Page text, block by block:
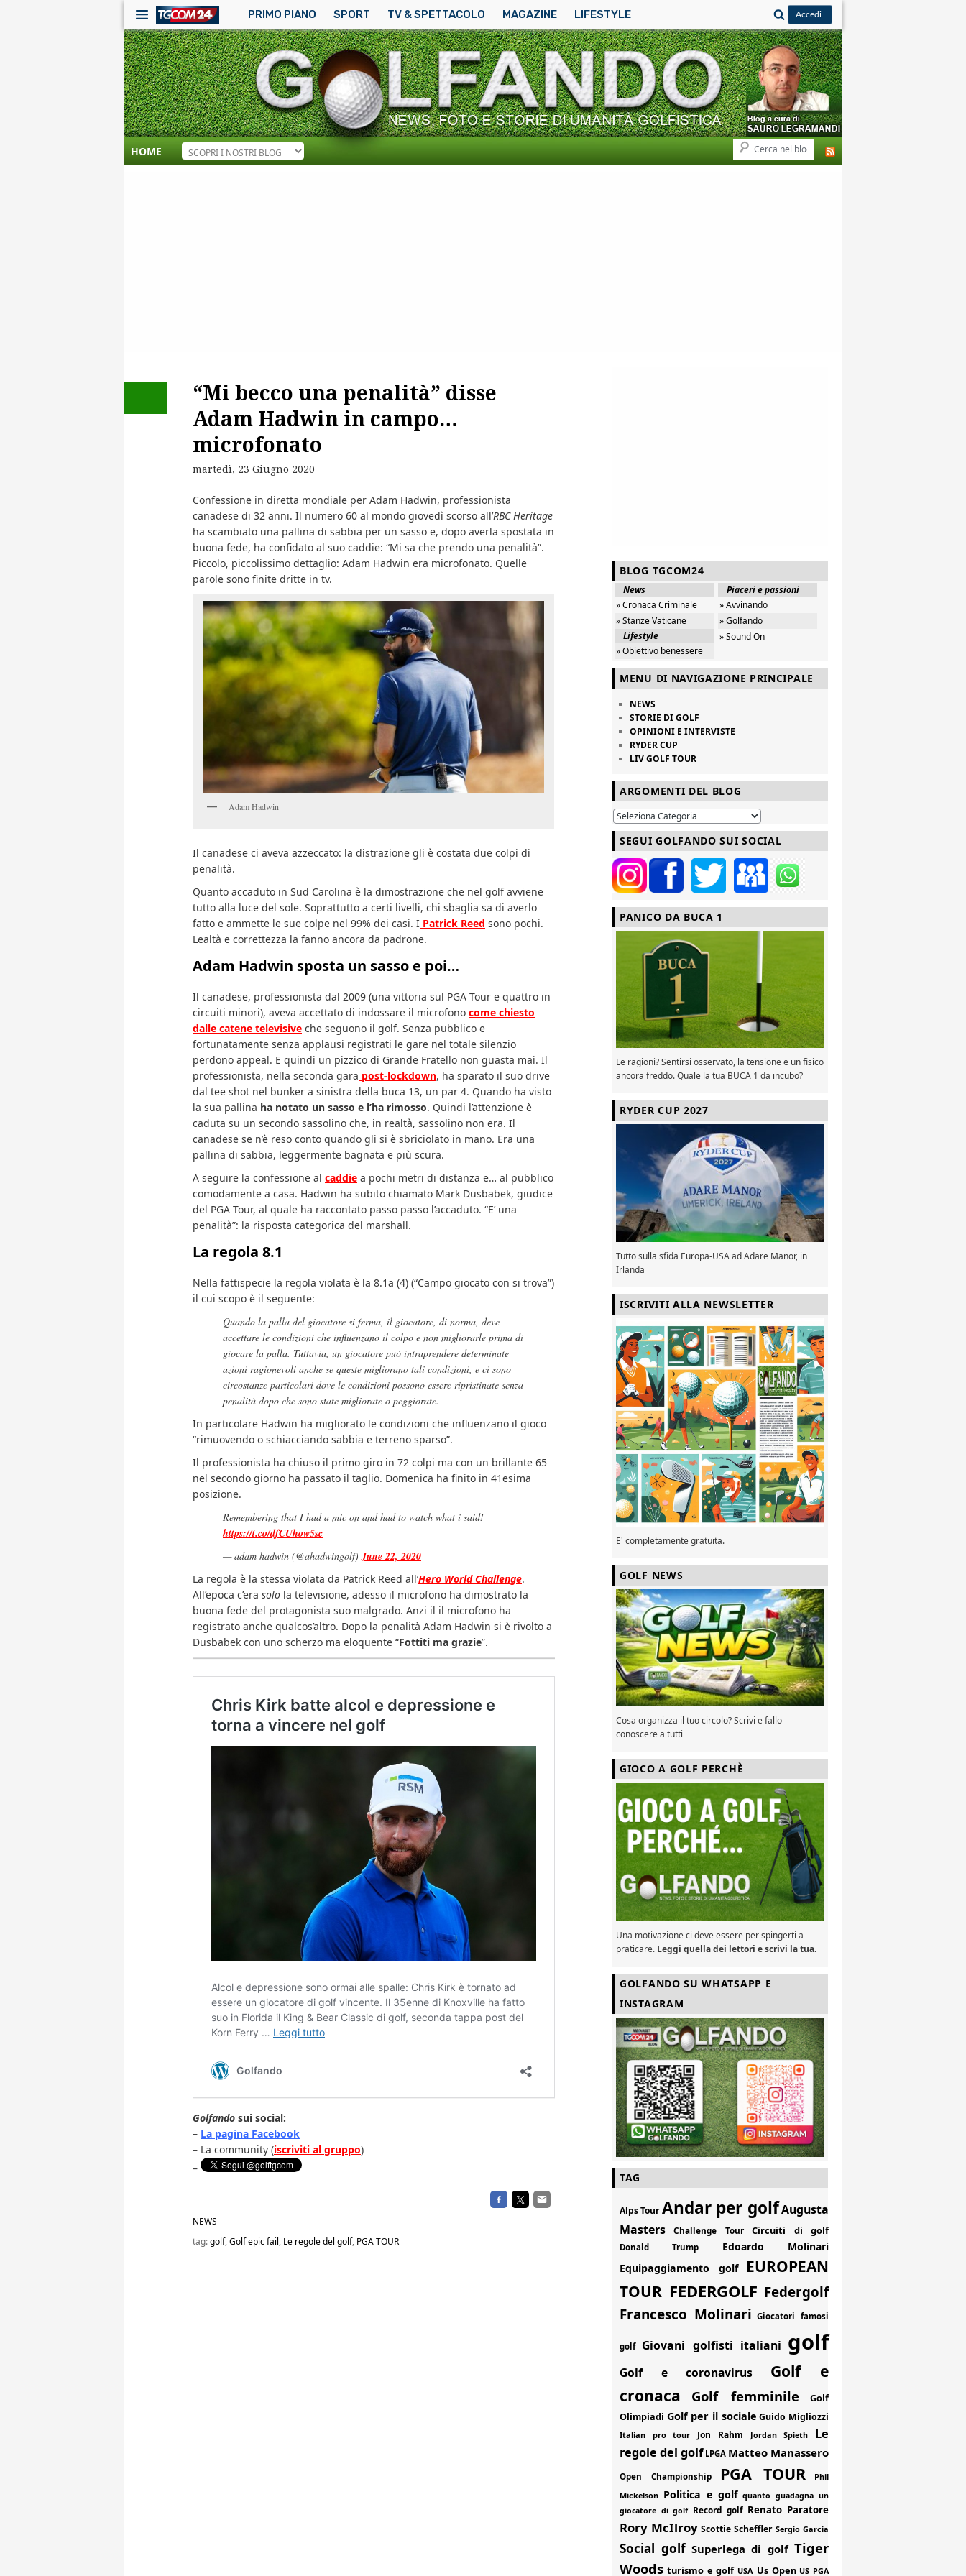
PRIMO PIANO SPORT TV & SPETTACOLO MAGAZINE LIFESTYLE
Cerca
HOME
“Mi becco una penalità” disse
Adam Hadwin in campo…
microfonato
martedì, 23 Giugno 2020
Confessione in diretta mondiale per Adam Hadwin, professionista
canadese di 32 anni. Il numero 60 al mondo giovedì scorso all’RBC Heritage
ha scambiato una pallina di sabbia per un sasso e, dopo averla spostata in
buona fede, ha confidato al suo caddie: “Mi sa che prendo una penalità”.
Piccolo, piccolissimo dettaglio: Adam Hadwin era microfonato. Quelle
parole sono finite dritte in tv.
Adam Hadwin
Il canadese ci aveva azzeccato: la distrazione gli è costata due colpi di
penalità.
Quanto accaduto in Sud Carolina è la dimostrazione che nel golf avviene
tutto alla luce del sole. Soprattutto a certi livelli, chi sbaglia sa di averlo
fatto e ammette le sue colpe nel 99% dei casi. I Patrick Reed sono pochi.
Lealtà e correttezza la fanno ancora da padrone.
Adam Hadwin sposta un sasso e poi…
Il canadese, professionista dal 2009 (una vittoria sul PGA Tour e quattro in
circuiti minori), aveva accettato di indossare il microfono come chiesto
dalle catene televisive che seguono il golf. Senza pubblico e
fortunatamente senza applausi registrati le gare nel totale silenzio
perdono appeal. E quindi un pizzico di Grande Fratello non guasta mai. Il
professionista, nella seconda gara post-lockdown, ha sparato il suo drive
dal tee shot nel bunker a sinistra della buca 13, un par 4. Quando ha visto
la sua pallina ha notato un sasso e l’ha rimosso. Quindi l’attenzione è
caduta su un secondo sassolino che, in realtà, sassolino non era. Il
canadese se n’è reso conto quando gli si è sbriciolato in mano. Era una
pallina di sabbia, leggermente bagnata e più scura.
A seguire la confessione al caddie a pochi metri di distanza e… al pubblico
comodamente a casa. Hadwin ha subito chiamato Mark Dusbabek, giudice
del PGA Tour, al quale ha raccontato passo passo l’accaduto. “E’ una
penalità”: la risposta categorica del marshall.
La regola 8.1
Nella fattispecie la regola violata è la 8.1a (4) (“Campo giocato con si trova”)
il cui scopo è il seguente:
Quando la palla del giocatore si ferma, il giocatore, di norma, deve
accettare le condizioni che influenzano il colpo e non migliorarle prima di
giocare la palla. Tuttavia, un giocatore può intraprendere determinate
azioni ragionevoli anche se queste migliorano tali condizioni, e ci sono
circostanze particolari dove le condizioni possono essere ripristinate senza
penalità dopo che sono state migliorate o peggiorate.
In particolare Hadwin ha migliorato le condizioni che influenzano il gioco
“rimuovendo o schiacciando sabbia e terreno sparso”.
Il professionista ha chiuso il primo giro in 72 colpi ma con un brillante 65
nel secondo giorno ha passato il taglio. Domenica ha finito in 41esima
posizione.
Remembering that I had a mic on and had to watch what i said!
https://t.co/dfCUhow5sc
— adam hadwin (@ahadwingolf)June 22, 2020
La regola è la stessa violata da Patrick Reed all’Hero World Challenge.
All’epoca c’era solo la televisione, adesso il microfono ha dimostrato la
buona fede del protagonista suo malgrado. Anzi il il microfono ha
registrato anche qualcos’altro. Dopo la penalità Adam Hadwin si è rivolto a
Dusbabek con uno scherzo ma eloquente “Fottiti ma grazie”.
Golfando sui social:
– La pagina Facebook
– La community (iscriviti al gruppo)
–
NEWS
tag:golf,Golf epic fail, Le regole del golf, PGA TOUR
BLOG TGCOM24
News
» Cronaca Criminale
» Stanze Vaticane
Lifestyle
» Obiettivo benessere
Piaceri e passioni
» Avvinando
» Golfando
» Sound On
MENU DI NAVIGAZIONE PRINCIPALE
NEWS
STORIE DI GOLF
OPINIONI E INTERVISTE
RYDER CUP
LIV GOLF TOUR
ARGOMENTI DEL BLOG
SEGUI GOLFANDO SUI SOCIAL
PANICO DA BUCA 1
Le ragioni? Sentirsi osservato, la tensione e un fisico
ancora freddo. Quale la tua BUCA 1 da incubo?
RYDER CUP 2027
Tutto sulla sfida Europa-USA ad Adare Manor, in
Irlanda
ISCRIVITI ALLA NEWSLETTER
E' completamente gratuita.
GOLF NEWS
Cosa organizza il tuo circolo? Scrivi e fallo
conoscere a tutti
GIOCO A GOLF PERCHÈ
Una motivazione ci deve essere per spingerti a
praticare. Leggi quella dei lettori e scrivi la tua.
GOLFANDO SU WHATSAPP E
INSTAGRAM
TAG
Alps Tour Andar per golfAugusta
Masters
Challenge Tour Circuiti di golf
Donald Trump
Edoardo Molinari
Equipaggiamento golf
EUROPEAN
TOUR FEDERGOLF Federgolf
Francesco Molinari Giocatori famosi
golf Giovani golfisti italiani golf
Golf e coronavirus
Golf e
cronaca
Golf femminile
Golf
Olimpiadi Golf per il sociale Guido Migliozzi
Italian pro tour Jon Rahm Jordan Spieth
Le
regole del golf LPGA Matteo Manassero
Open Championship PGA TOUR
Phil
Mickelson Politica e golf quanto guadagna un
giocatore di golf Record golf Renato Paratore
Rory McIlroy Scottie Scheffler Sergio Garcia
Social golf Superlega di golf Tiger
Woods turismo e golf USA Us Open US PGA